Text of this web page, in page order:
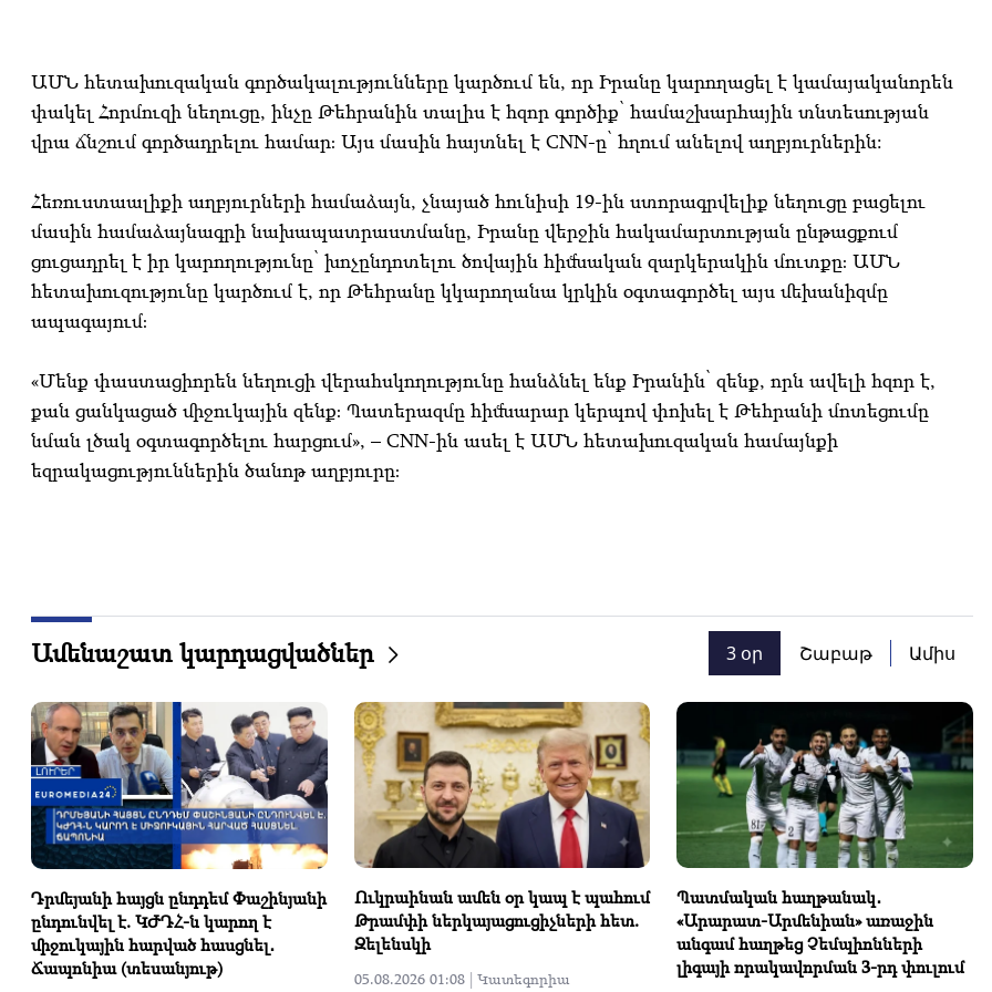
ԱՄՆ հետախուզական գործակալությունները կարծում են, որ Իրանը կարողացել է կամայականորեն
փակել Հորմուզի նեղուցը, ինչը Թեհրանին տալիս է հզոր գործիք՝ համաշխարհային տնտեսության
վրա ճնշում գործադրելու համար։ Այս մասին հայտնել է CNN-ը՝ հղում անելով աղբյուրներին:
Հեռուստաալիքի աղբյուրների համաձայն, չնայած հունիսի 19-ին ստորագրվելիք նեղուցը բացելու
մասին համաձայնագրի նախապատրաստմանը, Իրանը վերջին հակամարտության ընթացքում
ցուցադրել է իր կարողությունը՝ խոչընդոտելու ծովային հիմնական զարկերակին մուտքը։ ԱՄՆ
հետախուզությունը կարծում է, որ Թեհրանը կկարողանա կրկին օգտագործել այս մեխանիզմը
ապագայում։
«Մենք փաստացիորեն նեղուցի վերահսկողությունը հանձնել ենք Իրանին՝ զենք, որն ավելի հզոր է,
քան ցանկացած միջուկային զենք։ Պատերազմը հիմնարար կերպով փոխել է Թեհրանի մոտեցումը
նման լծակ օգտագործելու հարցում», – CNN-ին ասել է ԱՄՆ հետախուզական համայնքի
եզրակացություններին ծանոթ աղբյուրը։
Ամենաշատ կարդացվածներ 3 օր Շաբաթ Ամիս
Դրմեյանի հայցն ընդդեմ Փաշինյանի
ընդունվել է. ԿԺԴՀ-ն կարող է
միջուկային հարված հասցնել․
Ճապոնիա (տեսանյութ)
Ուկրաինան ամեն օր կապ է պահում
Թրամփի ներկայացուցիչների հետ.
Զելենսկի
05.08.2026 01:08 | Կատեգորիա
Պատմական հաղթանակ․
«Արարատ-Արմենիան» առաջին
անգամ հաղթեց Չեմպիոնների
լիգայի որակավորման 3-րդ փուլում